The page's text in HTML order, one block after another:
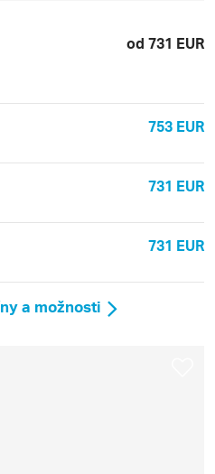
od 731 EUR
753 EUR
731 EUR
731 EUR
a možnosti